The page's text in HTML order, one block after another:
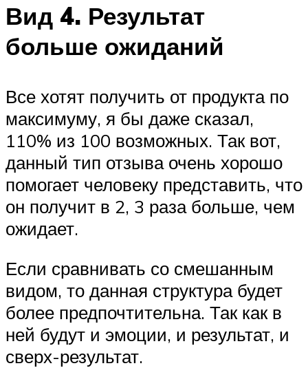
Вид 4. Результат
больше ожиданий
Все хотят получить от продукта по
максимуму, я бы даже сказал,
110% из 100 возможных. Так вот,
данный тип отзыва очень хорошо
помогает человеку представить, что
он получит в 2, 3 раза больше, чем
ожидает.
Если сравнивать со смешанным
видом, то данная структура будет
более предпочтительна. Так как в
ней будут и эмоции, и результат, и
сверх-результат.